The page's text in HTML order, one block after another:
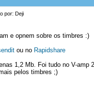
por: Deji
e opnem sobre os timbres :)
ou no Rapidshare
1,2 Mb. Foi tudo no V-amp
pelos timbres ;)